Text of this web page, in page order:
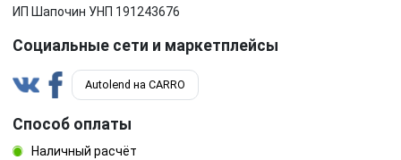
ИП Шапочин УНП 191243676
Социальные сети и маркетплейсы
Autolend на CARRO
Способ оплаты
Наличный расчёт